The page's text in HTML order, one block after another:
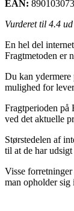
EAN:
Vurderet til 4.4
En hel del
Fragtmetoden er
Du kan
mulighed for
Fragtperioden på
ved det aktuelle
Størstedelen af
til at de har
Visse
man opholder